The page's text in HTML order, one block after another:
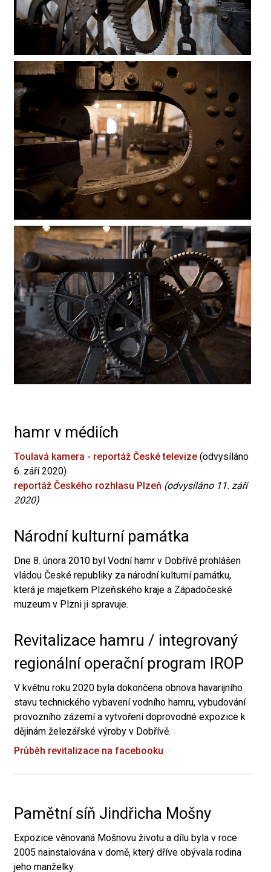
hamr v médiích
Toulavá kamera - reportáž České televize (odvysíláno
6. září 2020)
reportáž Českého rozhlasu Plzeň (odvysíláno 11. září
2020)
Národní kulturní památka
Dne 8. února 2010 byl Vodní hamr v Dobřívě prohlášen
vládou České republiky za národní kulturní památku,
která je majetkem Plzeňského kraje a Západočeské
muzeum v Plzni ji spravuje.
Revitalizace hamru / integrovaný
regionální operační program IROP
V květnu roku 2020 byla dokončena obnova havarijního
stavu technického vybavení vodního hamru, vybudování
provozního zázemí a vytvoření doprovodné expozice k
dějinám železářské výroby v Dobřívě.
Průběh revitalizace na facebooku
Pamětní síň Jindřicha Mošny
Expozice věnovaná Mošnovu životu a dílu byla v roce
2005 nainstalována v domě, který dříve obývala rodina
jeho manželky.